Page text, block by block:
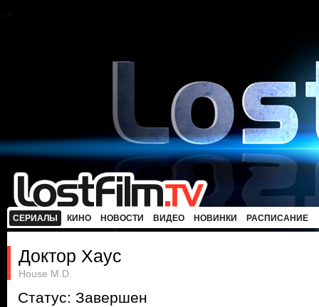
СЕРИАЛЫ КИНО НОВОСТИ ВИДЕО НОВИНКИ РАСПИСАНИЕ
Доктор Хаус
House M.D.
Статус: Завершен